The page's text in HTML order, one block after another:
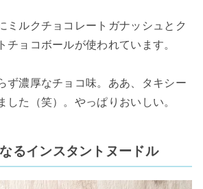
ミルクチョコレートガナッシュとク
チョコボールが使われています。
ず濃厚なチョコ味。ああ、タキシー
した（笑）。やっぱりおいしい。
るインスタントヌードル